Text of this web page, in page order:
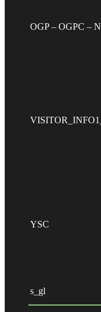
OGP – OGPC –
YSC
s_gl